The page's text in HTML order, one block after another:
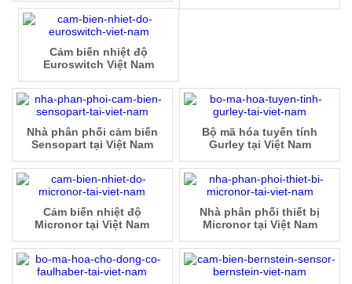
Cảm biến nhiệt độ
Euroswitch Việt Nam
Nhà phân phối cảm biến
Sensopart tại Việt Nam
Bộ mã hóa tuyến tính
Gurley tại Việt Nam
Cảm biến nhiệt độ
Micronor tại Việt Nam
Nhà phân phối thiết bị
Micronor tại Việt Nam